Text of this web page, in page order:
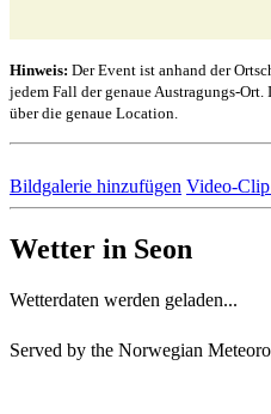
Hinweis: Der Event ist anhand der
jedem Fall der genaue Austragungs-
über die genaue Location.
Bildgalerie hinzufügen Video-
Wetter in Seon
Wetterdaten werden geladen...
Served by the Norwegian